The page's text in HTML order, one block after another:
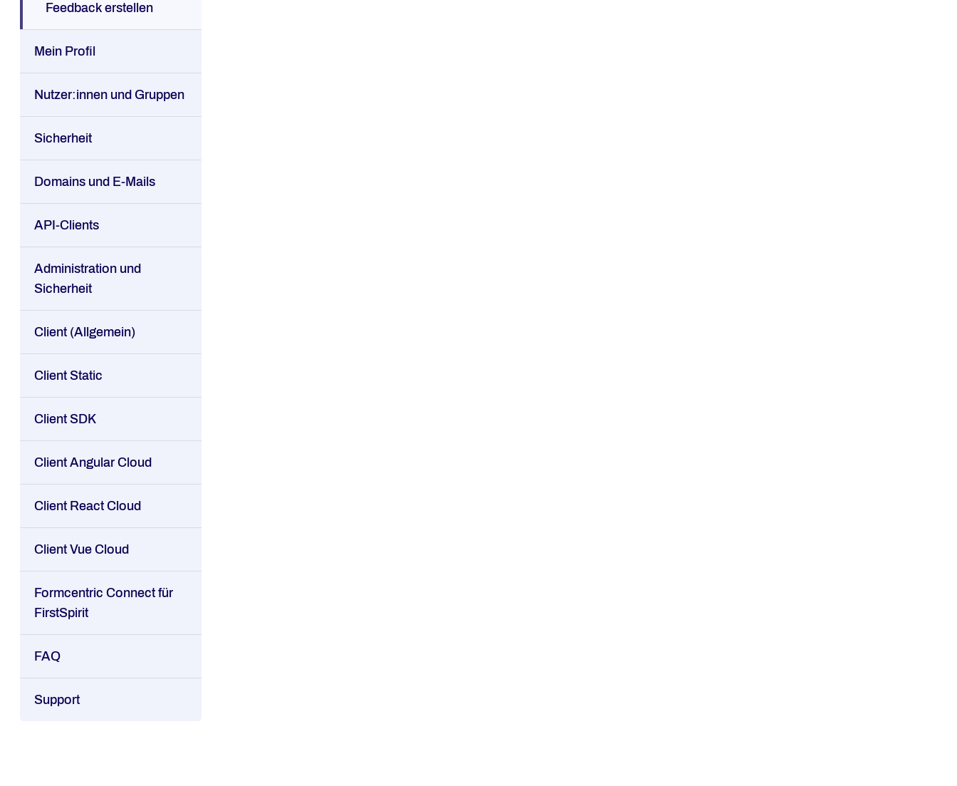
Feedback erstellen
Mein Profil
Nutzer:innen und Gruppen
Sicherheit
Domains und E-Mails
API-Clients
Administration und
Sicherheit
Client (Allgemein)
Client Static
Client SDK
Client Angular Cloud
Client React Cloud
Client Vue Cloud
Formcentric Connect für
FirstSpirit
FAQ
Support